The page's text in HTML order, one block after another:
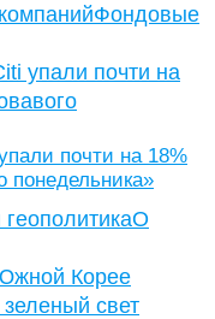
Фондовые
почти на 18%
понедельника»
О